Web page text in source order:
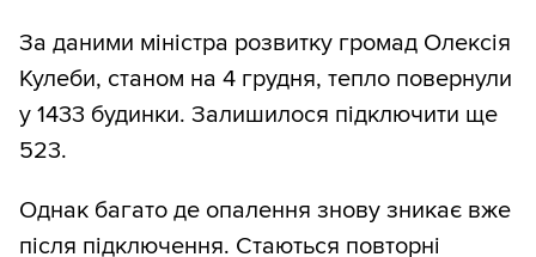
За даними міністра розвитку громад Олексія
Кулеби, станом на 4 грудня, тепло повернули
у 1433 будинки. Залишилося підключити ще
523.
Однак багато де опалення знову зникає вже
після підключення. Стаються повторні